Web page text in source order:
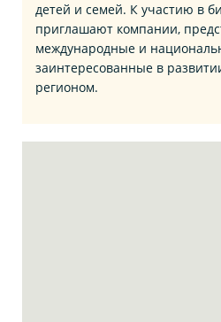
детей и семей. К участию в
приглашают компании,
международные и
заинтересованные в
регионом.